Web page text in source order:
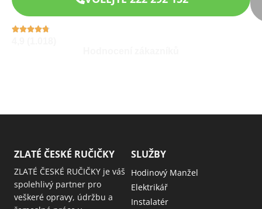
ZLATÉ ČESKÉ RUČIČKY
ZLATÉ ČESKÉ RUČIČKY je váš
spolehlivý partner pro
veškeré opravy, údržbu a
SLUŽBY
Hodinový Manžel
Elektrikář
Instalatér